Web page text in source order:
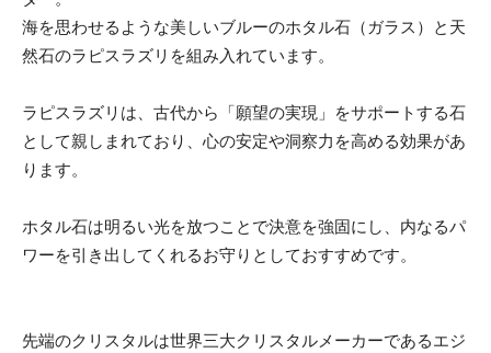
海を思わせるような美しいブルーのホタル石（ガラス）と天
然石のラピスラズリを組み入れています。
ラピスラズリは、古代から「願望の実現」をサポートする石
として親しまれており、心の安定や洞察力を高める効果があ
ります。
ホタル石は明るい光を放つことで決意を強固にし、内なるパ
ワーを引き出してくれるお守りとしておすすめです。
先端のクリスタルは世界三大クリスタルメーカーであるエジ